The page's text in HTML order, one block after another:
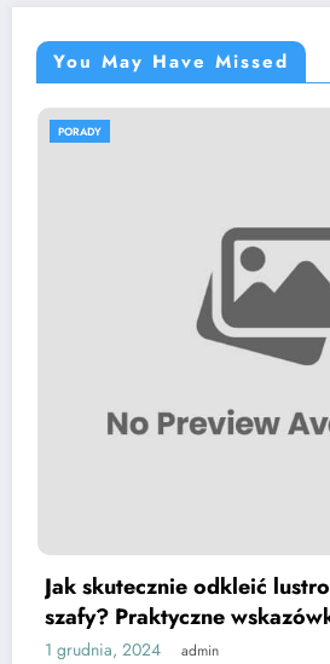
You May Have Missed
odkleić lustro od mebli czy
wskazówki
admin